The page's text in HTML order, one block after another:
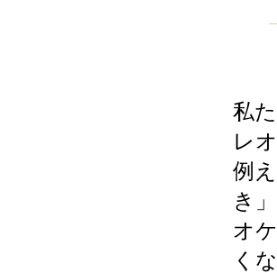
私
レ
例
き
オ
く